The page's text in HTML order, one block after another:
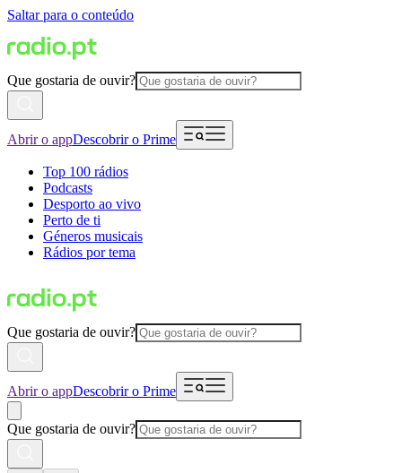
Saltar para o conteúdo
Que gostaria de ouvir?
Abrir o appDescobrir o Prime
Top 100 rádios
Podcasts
Desporto ao vivo
Perto de ti
Géneros musicais
Rádios por tema
Que gostaria de ouvir?
Abrir o appDescobrir o Prime
Que gostaria de ouvir?